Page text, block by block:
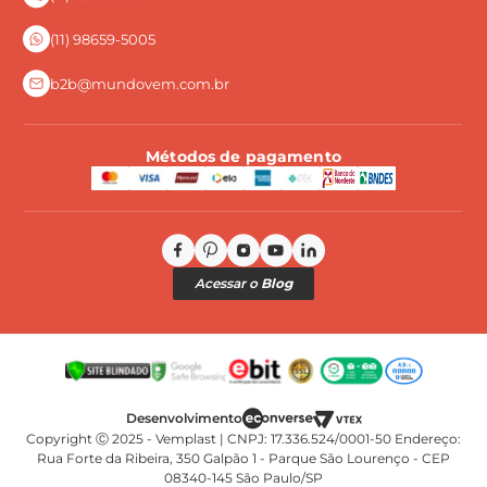
Perguntas Frequentes
(11) 98659-5005
b2b@mundovem.com.br
Métodos de pagamento
Acessar o Blog
Copyright Ⓒ 2025 - Vemplast | CNPJ: 17.336.524/0001-50 Endereço:
Rua Forte da Ribeira, 350 Galpão 1 - Parque São Lourenço - CEP
08340-145 São Paulo/SP